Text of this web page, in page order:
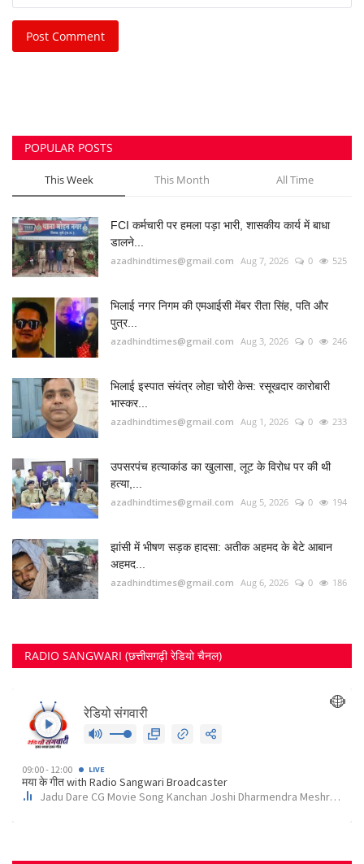
Post Comment
POPULAR POSTS
This Week This Month All Time
FCI कर्मचारी पर हमला पड़ा भारी, शासकीय कार्य में बाधा
डालने...
azadhindtimes@gmail.com Aug 7, 2026 0 525
भिलाई नगर निगम की एमआईसी मेंबर रीता सिंह, पति और
पुत्र...
azadhindtimes@gmail.com Aug 3, 2026 0 246
भिलाई इस्पात संयंत्र लोहा चोरी केस: रसूखदार कारोबारी
भास्कर...
azadhindtimes@gmail.com Aug 1, 2026 0 233
उपसरपंच हत्याकांड का खुलासा, लूट के विरोध पर की थी
हत्या,...
azadhindtimes@gmail.com Aug 5, 2026 0 194
झांसी में भीषण सड़क हादसा: अतीक अहमद के बेटे आबान
अहमद...
azadhindtimes@gmail.com Aug 6, 2026 0 186
RADIO SANGWARI (छत्तीसगढ़ी रेडियो चैनल)